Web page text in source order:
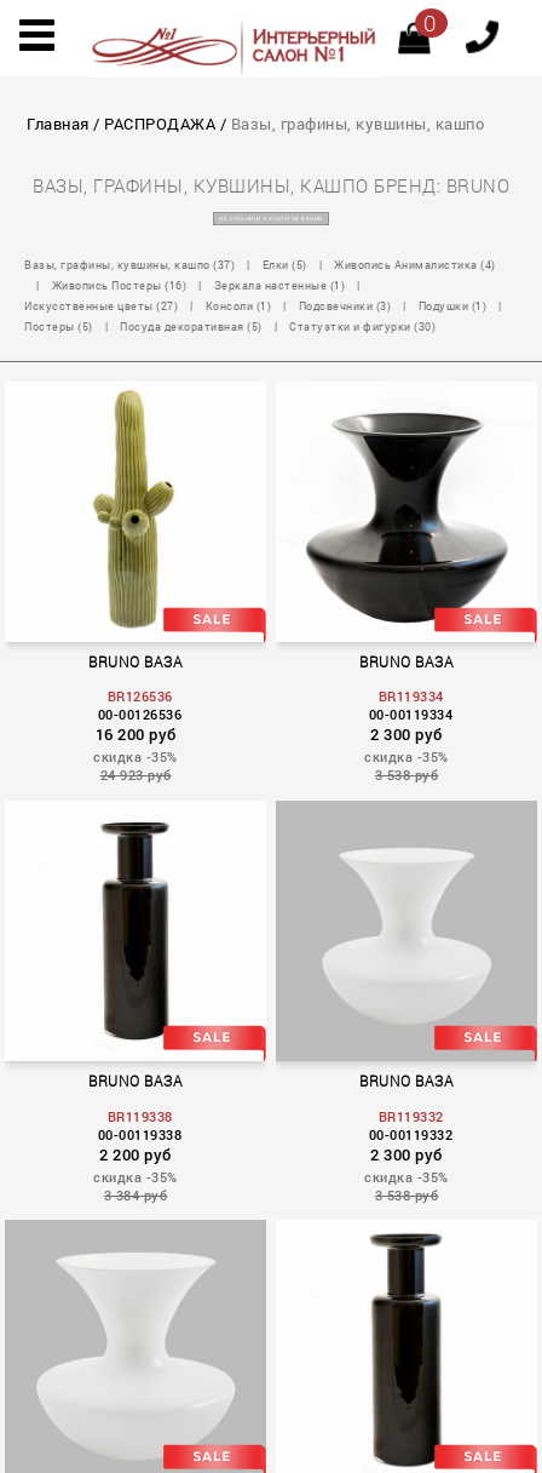
0
Главная / РАСПРОДАЖА / Вазы, графины, кувшины, кашпо
ВАЗЫ, ГРАФИНЫ, КУВШИНЫ, КАШПО БРЕНД: BRUNO
НА СТРАНИЦУ КАТАЛОГОВ BRUNO
Вазы, графины, кувшины, кашпо (37) | Елки (5) |
Живопись Анималистика (4)
|
Живопись Постеры (16) | Зеркала настенные (1)
|
Искусственные цветы (27)
| Консоли (1) | Подсвечники (3) | Подушки (1)
|
Постеры (5)
| Посуда декоративная (5) | Статуэтки и фигурки (30)
BRUNO ВАЗА
BR126536
00-00126536
16 200 руб
скидка -35%
24 923 руб
BRUNO ВАЗА
BR119334
00-00119334
2 300 руб
скидка -35%
3 538 руб
BRUNO ВАЗА
BR119338
00-00119338
2 200 руб
скидка -35%
3 384 руб
BRUNO ВАЗА
BR119332
00-00119332
2 300 руб
скидка -35%
3 538 руб